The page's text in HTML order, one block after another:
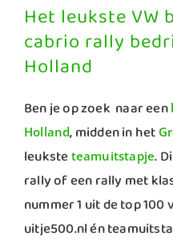
Het leukste VW
cabrio rally
Holland
Ben je op zoek naar een
Holland, midden in het
leukste teamuitstapje.
rally of een rally met
nummer 1 uit de top
uitje500.nl én